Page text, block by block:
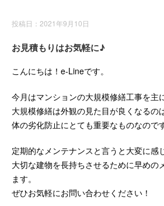
投稿日：2021年9月10日
お見積もりはお気軽に♪
こんにちは！e-Lineです。
今月はマンションの大規模修繕工事を主
大規模修繕は外観の見た目が良くなるの
体の劣化防止にとても重要なものなので
定期的なメンテナンスと言うと大変に感
大切な建物を長持ちさせるために早めの
ます。
ぜひお気軽にお問い合わせください！